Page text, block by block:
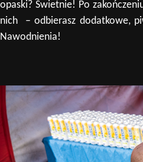
opaski? Świetnie! Po
nich – odbierasz dodatkowe,
Nawodnienia!